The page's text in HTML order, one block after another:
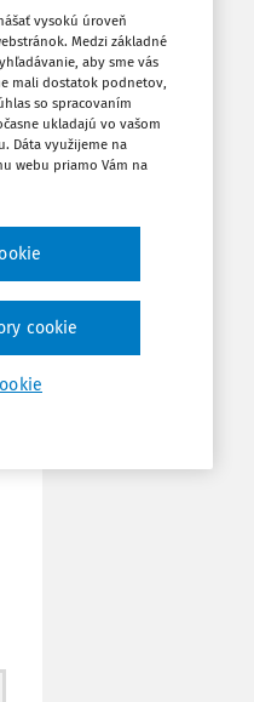
Obľúbené
Zdieľať
Stiahnuť
Poznámka
vysokú úroveň
Medzi základné
aby sme vás
mali dostatok podnetov,
so spracovaním
ukladajú vo vašom
Dáta využijeme na
webu priamo Vám na
cookie